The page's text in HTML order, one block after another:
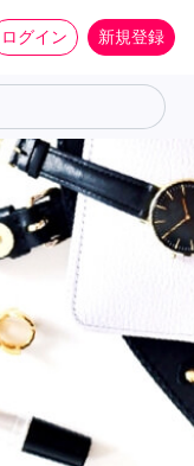
ログイン 新規登録